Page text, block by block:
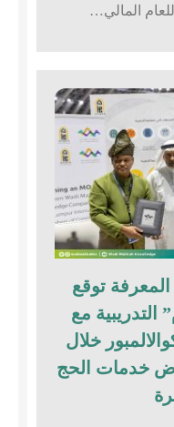
المالي…
توقع
التدريبية مع
خلال
خدمات الحج